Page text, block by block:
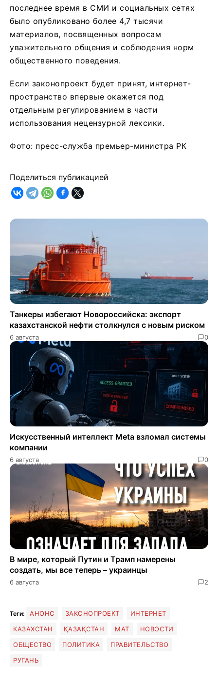
последнее время в СМИ и социальных сетях
было опубликовано более 4,7 тысячи
материалов, посвященных вопросам
уважительного общения и соблюдения норм
общественного поведения.
Если законопроект будет принят, интернет-
пространство впервые окажется под
отдельным регулированием в части
использования нецензурной лексики.
Фото: пресс-служба премьер-министра РК
Поделиться публикацией
Танкеры избегают Новороссийска: экспорт
казахстанской нефти столкнулся с новым риском
6 августа 0
Искусственный интеллект Meta взломал системы
компании
6 августа 0
В мире, который Путин и Трамп намерены
создать, мы все теперь – украинцы
6 августа 2
Теги: АНОНС ЗАКОНОПРОЕКТ
ИНТЕРНЕТ
КАЗАХСТАН
ҚАЗАҚСТАН МАТ
НОВОСТИ
ОБЩЕСТВО
ПОЛИТИКА
ПРАВИТЕЛЬСТВО
РУГАНЬ